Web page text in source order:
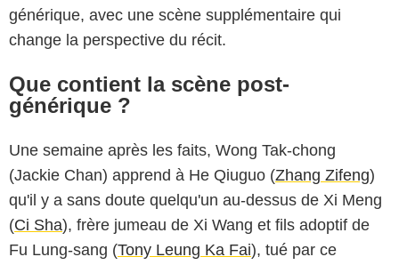
générique, avec une scène supplémentaire qui
change la perspective du récit.
Que contient la scène post-
générique ?
Une semaine après les faits, Wong Tak-chong
(Jackie Chan) apprend à He Qiuguo (Zhang Zifeng)
qu'il y a sans doute quelqu'un au-dessus de Xi Meng
(Ci Sha), frère jumeau de Xi Wang et fils adoptif de
Fu Lung-sang (Tony Leung Ka Fai), tué par ce